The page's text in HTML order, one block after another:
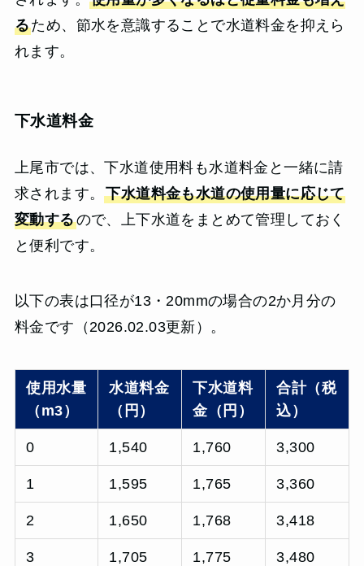
るため、節水を意識することで水道料金を抑えら
れます。
下水道料金
上尾市では、下水道使用料も水道料金と一緒に請
求されます。下水道料金も水道の使用量に応じて
変動するので、上下水道をまとめて管理しておく
と便利です。
以下の表は口径が13・20mmの場合の2か月分の
料金です（2026.02.03更新）。
使用水量
（m3）
水道料金
（円）
下水道料
金（円）
合計（税
込）
0 1,540 1,760 3,300
1 1,595 1,765 3,360
2 1,650 1,768 3,418
3 1,705 1,775 3,480